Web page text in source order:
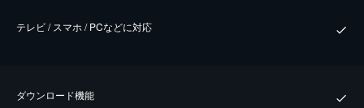
テレビ / スマホ / PCなどに対応
ダウンロード機能